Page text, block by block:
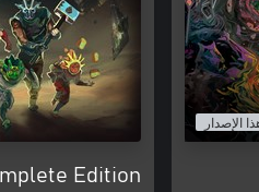
وضع منفصل عن حملة القصة
الإصدار
Edition